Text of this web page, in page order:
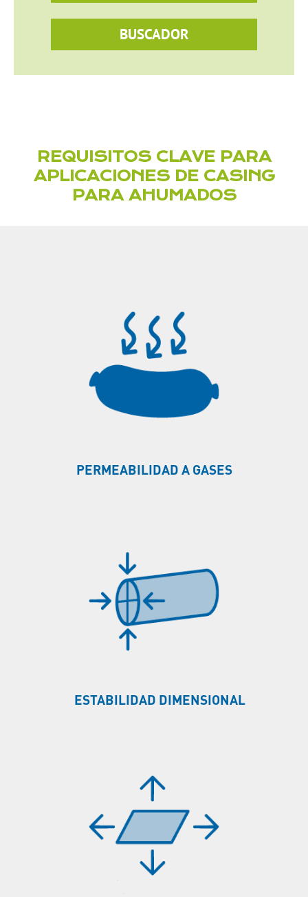
BUSCADOR
REQUISITOS CLAVE PARA
APLICACIONES DE CASING
PARA AHUMADOS
PERMEABILIDAD A GASES
ESTABILIDAD DIMENSIONAL